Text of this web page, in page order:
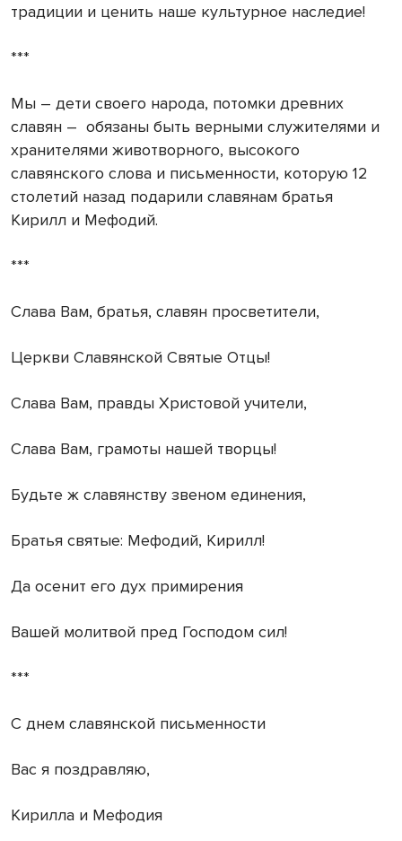
традиции и ценить наше культурное наследие!
***
Мы – дети своего народа, потомки древних
славян – обязаны быть верными служителями и
хранителями животворного, высокого
славянского слова и письменности, которую 12
столетий назад подарили славянам братья
Кирилл и Мефодий.
***
Слава Вам, братья, славян просветители,
Церкви Славянской Святые Отцы!
Слава Вам, правды Христовой учители,
Слава Вам, грамоты нашей творцы!
Будьте ж славянству звеном единения,
Братья святые: Мефодий, Кирилл!
Да осенит его дух примирения
Вашей молитвой пред Господом сил!
***
С днем славянской письменности
Вас я поздравляю,
Кирилла и Мефодия